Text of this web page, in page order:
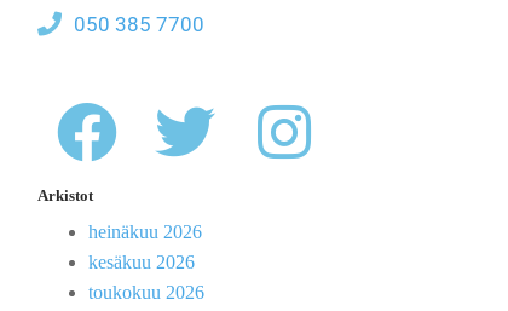
050 385 7700
Arkistot
heinäkuu 2026
kesäkuu 2026
toukokuu 2026